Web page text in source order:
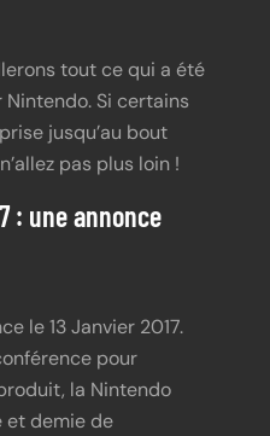
tout ce qui a été
Si certains
jusqu’au bout
pas plus loin !
: une annonce
le 13 Janvier 2017.
pour
la Nintendo
et demie de